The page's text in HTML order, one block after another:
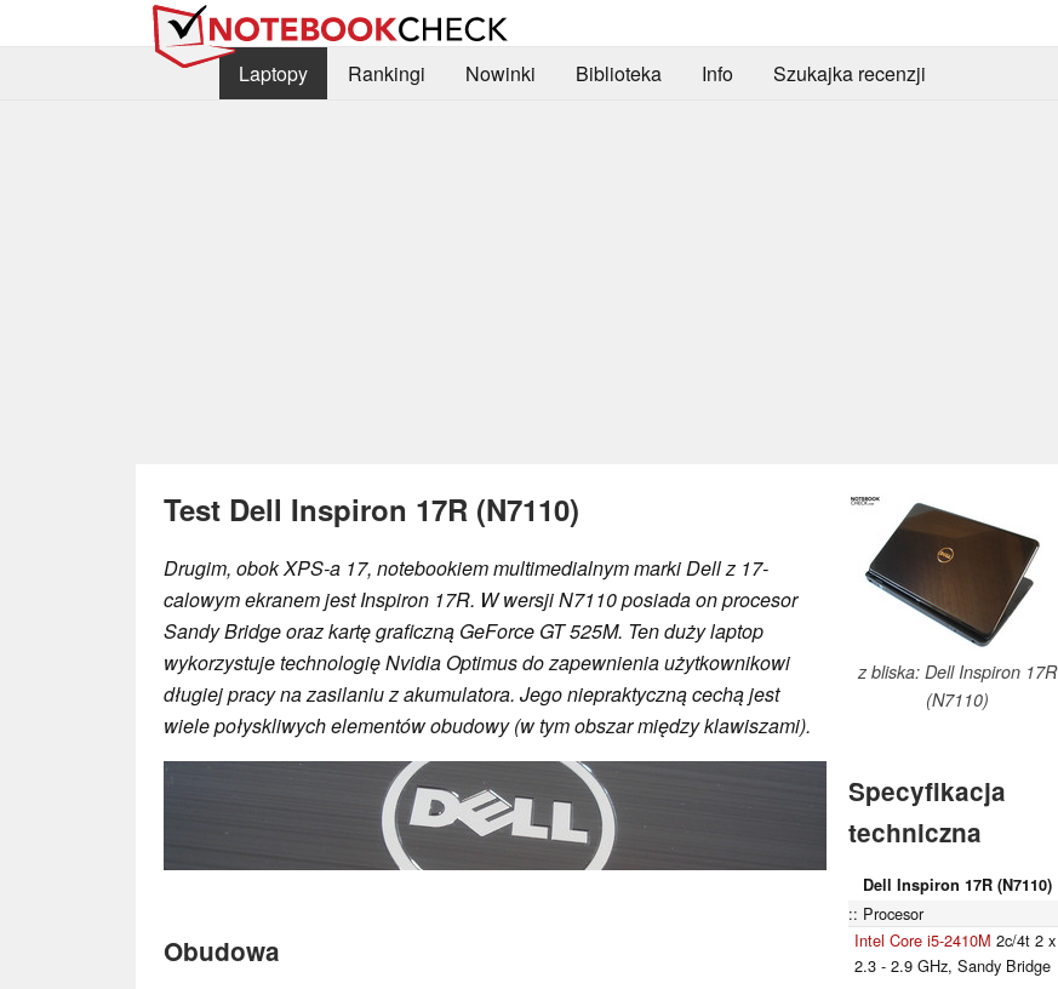
Laptopy
Rankingi Nowinki Biblioteka Info Szukajka recenzji
Test Dell Inspiron 17R (N7110)
Drugim, obok XPS-a 17, notebookiem multimedialnym marki Dell z 17-
calowym ekranem jest Inspiron 17R. W wersji N7110 posiada on procesor
Sandy Bridge oraz kartę graficzną GeForce GT 525M. Ten duży laptop
wykorzystuje technologię Nvidia Optimus do zapewnienia użytkownikowi
długiej pracy na zasilaniu z akumulatora. Jego niepraktyczną cechą jest
wiele połyskliwych elementów obudowy (w tym obszar między klawiszami).
Obudowa
z bliska: Dell Inspiron 17R
(N7110)
Specyfikacja
techniczna
Dell Inspiron 17R (N7110)
Procesor
Intel Core i5-2410M 2c/4t 2 x
2.3 - 2.9 GHz, Sandy Bridge